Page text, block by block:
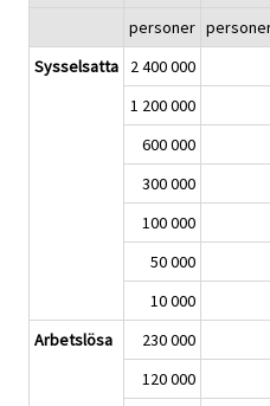
personer
Sysselsatta
2 400 000
1 200 000
600 000
300 000
100 000
50 000
10 000
Arbetslösa
230 000
120 000